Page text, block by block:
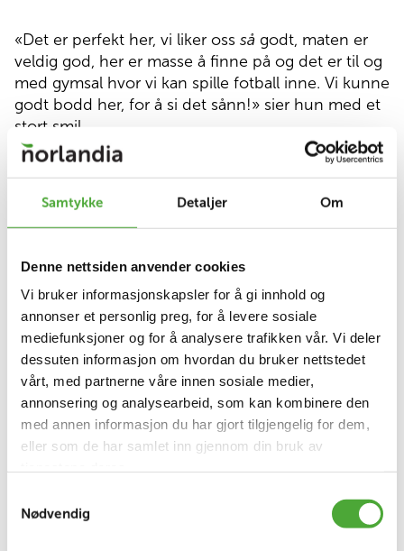
Samtykke Detaljer Om
Denne nettsiden anvender cookies
Vi bruker informasjonskapsler for å gi innhold og
annonser et personlig preg, for å levere sosiale
mediefunksjoner og for å analysere trafikken vår. Vi deler
dessuten informasjon om hvordan du bruker nettstedet
vårt, med partnerne våre innen sosiale medier,
annonsering og analysearbeid, som kan kombinere den
med annen informasjon du har gjort tilgjengelig for dem,
eller som de har samlet inn gjennom din bruk av
Nødvendig
«Det er perfekt her, vi liker oss så godt, maten er
veldig god, her er masse å finne på og det er til og
med gymsal hvor vi kan spille fotball inne. Vi kunne
godt bodd her, for å si det sånn!» sier hun med et
stort smil.
På Glittre har de også fått spesiallagde
hettegensere med Chernomorets og NHC-logoer
baksiden, som jentene bærer med stolthet. I tillegg
organiserer NHC fjordcruise i Oslofjorden.
NHCs konsernsjef, Yngvar Tov Herbjørnssønn, sier
at denne innsatsen ikke først og fremst handler
om fotball, men en forlengelse av et engasjement
NHC har for ofre for krigen i Ukraina, og viser til
samarbeidet medMisto Dobra i Tsjernivtsi, hvor
flere representanter fra NHC, Aberia og Hero har
vært på besøk på barnehjemmet i Sørvest-Ukraina.